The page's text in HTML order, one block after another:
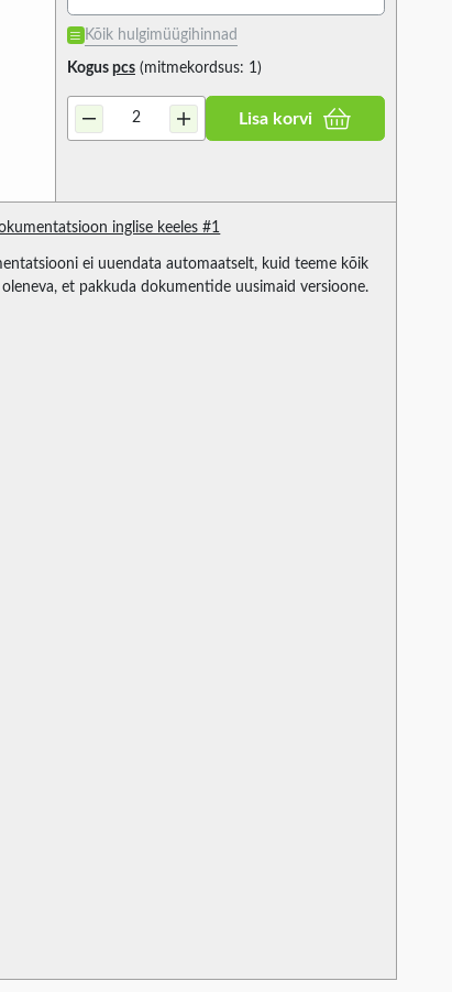
Kõik hulgimüügihinnad
Kogus pcs(mitmekordsus: 1)
Lisa korvi
inglise keeles #1
ei uuendata automaatselt, kuid teeme kõik
et pakkuda dokumentide uusimaid versioone.